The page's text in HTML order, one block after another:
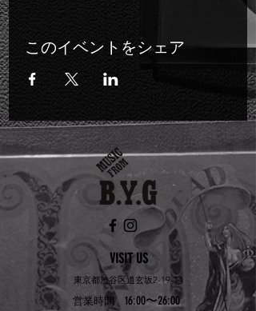
このイベントをシェア
VISIT US
東京都渋谷区道玄坂2-19-14
営業時間 16:00〜26:00